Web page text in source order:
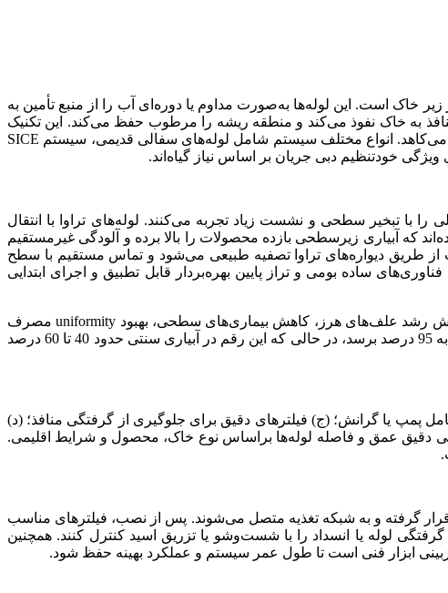
تراوا شامل نصب لوله‌هایی از جنس سفال متخلخل یا پلی‌اتیلن منفذدار در عمق حدود 20 تا 30 سانتی‌متر زیر خاک است. این لوله‌ها به‌صورت مداوم یا دوره‌ای آب را از منبع تأمین به
به خاک نفوذ می‌کند و منطقه ریشه را مرطوب حفظ می‌کند. این تکنیک
تبخیر سطحی را حذف می‌کند، تماس سطح خاک با آب را محدود می‌سازد و از بیماری‌های گیاهی مرتبط با خیس‌خوردگی سطح خاک می‌کاهد. انواع مختلف سیستم شامل لوله‌های سفالی قدیمی، سیستم SICE
تبخیر سطحی و نشست زیاد تجربه می‌کنند. لوله‌های تراوا با انتقال
که آبیاری زیرسطحی بازده محصولات را بالا برده و آلودگی غیرمستقیم
از طریق دیواره‌های تراوا تصفیه طبیعی می‌شود و تماس مستقیم با سطح
ساده بومی و تراز پایین بهره‌بردار قابل تطبیق و اجرای ابتدایی
نسبت به آبیاری سطحی یا قطره‌ای سطحی، سیستم تراوا مزایای کلیدی دارد: کاهش تبخیر سطحی، جلوگیری از فرسایش خاک، کاهش رشد علف‌های هرز، کاهش بیماری‌های سطحی، بهبود uniformity مصرف
آب، استفاده مؤثر آب و کود (fertigation)، کاهش نیروی کار و قابلیت حفاری روی مزرعه حتی هنگام آبیاری. بهره‌وری آبیاری می‌تواند به 95 درصد برسد، در حالی که این رقم در آبیاری سنتی حدود 40 تا 60 درصد
پمپ یا گرانش؛ (ج) فیلترهای دقیق برای جلوگیری از گرفتگی منافذ؛ (د)
دقیق عمق و فاصله لوله‌ها براساس نوع خاک، محصول و شرایط اقلیمی.
قرار گرفته و به شبکه تغذیه متصل می‌شوند. پس از نصب، فیلترهای مناسب
لوله یا انسداد را با شست‌وشو یا تزریق اسید کنترل کنند. همچنین
ابزار فنی است تا طول عمر سیستم و عملکرد بهینه حفظ شود.